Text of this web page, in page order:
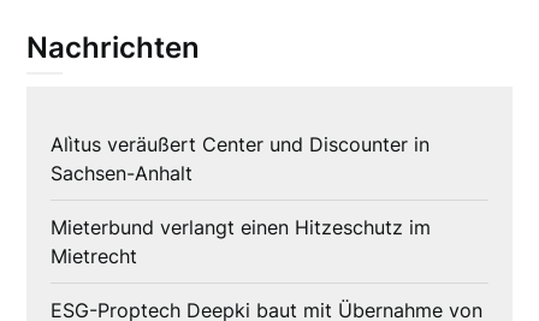
Nachrichten
Alìtus veräußert Center und Discounter in
Sachsen-Anhalt
Mieterbund verlangt einen Hitzeschutz im
Mietrecht
ESG-Proptech Deepki baut mit Übernahme von